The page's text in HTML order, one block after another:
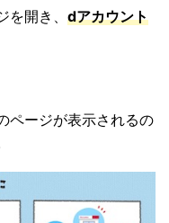
を開き、 dアカウント
ページが表示されるの